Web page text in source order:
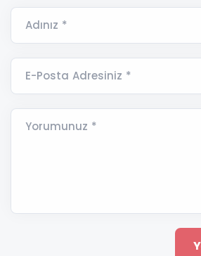
Adınız *
E-Posta Adresiniz *
Yorumunuz *